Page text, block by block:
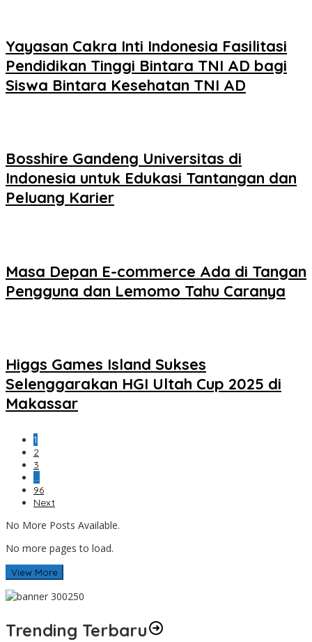
Yayasan Cakra Inti Indonesia Fasilitasi
Pendidikan Tinggi Bintara TNI AD bagi
Siswa Bintara Kesehatan TNI AD
Bosshire Gandeng Universitas di
Indonesia untuk Edukasi Tantangan dan
Peluang Karier
Masa Depan E-commerce Ada di Tangan
Pengguna dan Lemomo Tahu Caranya
Higgs Games Island Sukses
Selenggarakan HGI Ultah Cup 2025 di
Makassar
1
2
3
…
96
Next
No More Posts Available.
No more pages to load.
View More
Trending Terbaru